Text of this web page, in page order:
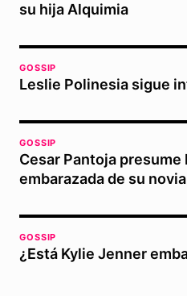
su hija Alquimia
GOSSIP
Leslie Polinesia sigue
GOSSIP
Cesar Pantoja presume
embarazada de su novia
GOSSIP
¿Está Kylie Jenner